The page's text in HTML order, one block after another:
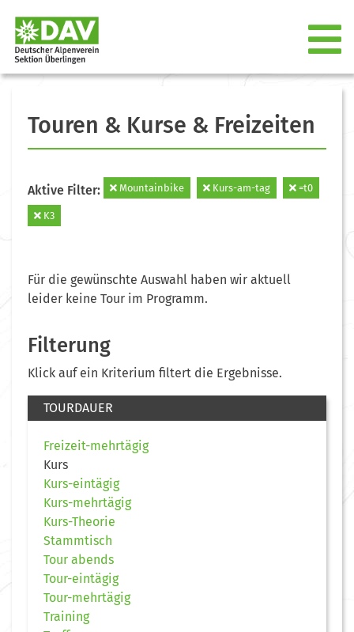
Touren & Kurse & Freizeiten
Aktive Filter: Mountainbike Kurs-am-tag =t0
K3
Für die gewünschte Auswahl haben wir aktuell
leider keine Tour im Programm.
Filterung
Klick auf ein Kriterium filtert die Ergebnisse.
TOURDAUER
Freizeit-mehrtägig
Kurs
Kurs-eintägig
Kurs-mehrtägig
Kurs-Theorie
Stammtisch
Tour abends
Tour-eintägig
Tour-mehrtägig
Training